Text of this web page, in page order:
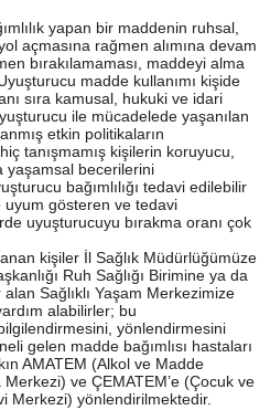
yapan bir maddenin ruhsal,
açmasına rağmen alımına devam
bırakılamaması, maddeyi alma
madde kullanımı kişide
sıra kamusal, hukuki ve idari
ile mücadelede yaşanılan
etkin politikaların
tanışmamış kişilerin koruyucu,
yaşamsal becerilerini
bağımlılığı tedavi edilebilir
uyum gösteren ve tedavi
uyuşturucuyu bırakma oranı çok
kişiler İl Sağlık Müdürlüğümüze
Ruh Sağlığı Birimine ya da
Sağlıklı Yaşam Merkezimize
alabilirler; bu
yönlendirmesini
gelen madde bağımlısı hastaları
AMATEM (Alkol ve Madde
Merkezi) ve ÇEMATEM’e (Çocuk ve
Merkezi) yönlendirilmektedir.